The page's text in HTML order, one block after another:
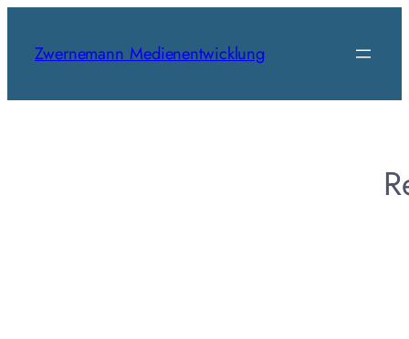
content
Zwernemann Medienentwicklung